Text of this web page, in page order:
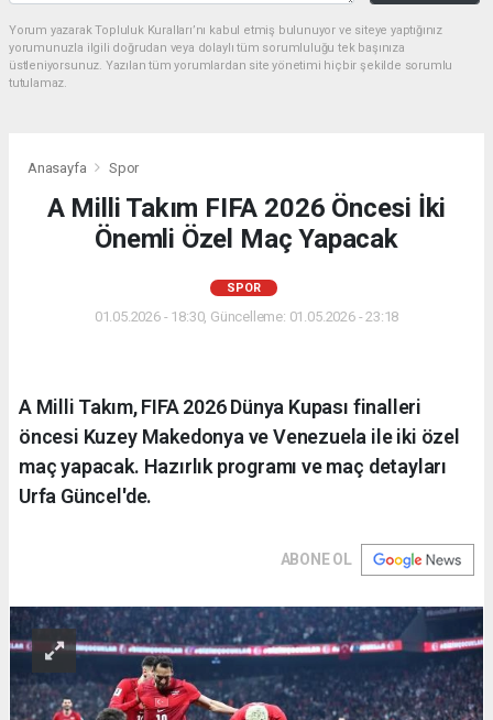
Yorum yazarak Topluluk Kuralları’nı kabul etmiş bulunuyor ve siteye yaptığınız
yorumunuzla ilgili doğrudan veya dolaylı tüm sorumluluğu tek başınıza
üstleniyorsunuz. Yazılan tüm yorumlardan site yönetimi hiçbir şekilde sorumlu
tutulamaz.
Anasayfa Spor
A Milli Takım FIFA 2026 Öncesi İki
Önemli Özel Maç Yapacak
SPOR
01.05.2026 - 18:30, Güncelleme: 01.05.2026 - 23:18
A Milli Takım, FIFA 2026 Dünya Kupası finalleri
öncesi Kuzey Makedonya ve Venezuela ile iki özel
maç yapacak. Hazırlık programı ve maç detayları
Urfa Güncel'de.
ABONE OL